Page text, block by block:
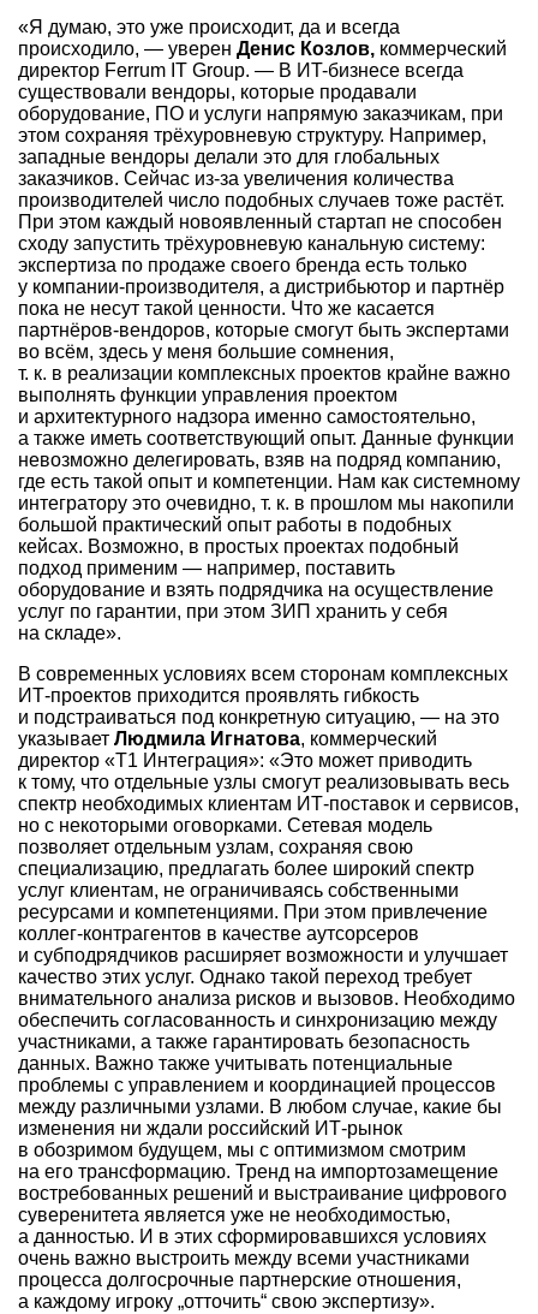
«Я думаю, это уже происходит, да и всегда
происходило, — уверен Денис Козлов, коммерческий
директор Ferrum IT Group. — В ИT-бизнесе всегда
существовали вендоры, которые продавали
оборудование, ПО и услуги напрямую заказчикам, при
этом сохраняя трёхуровневую структуру. Например,
западные вендоры делали это для глобальных
заказчиков. Сейчас из-за увеличения количества
производителей число подобных случаев тоже растёт.
При этом каждый новоявленный стартап не способен
сходу запустить трёхуровневую канальную систему:
экспертиза по продаже своего бренда есть только
у компании-производителя, а дистрибьютор и партнёр
пока не несут такой ценности. Что же касается
партнёров-вендоров, которые смогут быть экспертами
во всём, здесь у меня большие сомнения,
т. к. в реализации комплексных проектов крайне важно
выполнять функции управления проектом
и архитектурного надзора именно самостоятельно,
а также иметь соответствующий опыт. Данные функции
невозможно делегировать, взяв на подряд компанию,
где есть такой опыт и компетенции. Нам как системному
интегратору это очевидно, т. к. в прошлом мы накопили
большой практический опыт работы в подобных
кейсах. Возможно, в простых проектах подобный
подход применим — например, поставить
оборудование и взять подрядчика на осуществление
услуг по гарантии, при этом ЗИП хранить у себя
на складе».
В современных условиях всем сторонам комплексных
ИТ-проектов приходится проявлять гибкость
и подстраиваться под конкретную ситуацию, — на это
указывает Людмила Игнатова, коммерческий
директор «Т1 Интеграция»: «Это может приводить
к тому, что отдельные узлы смогут реализовывать весь
спектр необходимых клиентам ИТ-поставок и сервисов,
но с некоторыми оговорками. Сетевая модель
позволяет отдельным узлам, сохраняя свою
специализацию, предлагать более широкий спектр
услуг клиентам, не ограничиваясь собственными
ресурсами и компетенциями. При этом привлечение
коллег-контрагентов в качестве аутсорсеров
и субподрядчиков расширяет возможности и улучшает
качество этих услуг. Однако такой переход требует
внимательного анализа рисков и вызовов. Необходимо
обеспечить согласованность и синхронизацию между
участниками, а также гарантировать безопасность
данных. Важно также учитывать потенциальные
проблемы с управлением и координацией процессов
между различными узлами. В любом случае, какие бы
изменения ни ждали российский ИТ-рынок
в обозримом будущем, мы с оптимизмом смотрим
на его трансформацию. Тренд на импортозамещение
востребованных решений и выстраивание цифрового
суверенитета является уже не необходимостью,
а данностью. И в этих сформировавшихся условиях
очень важно выстроить между всеми участниками
процесса долгосрочные партнерские отношения,
а каждому игроку „отточить“ свою экспертизу».